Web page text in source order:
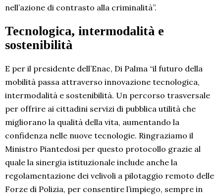
nell’azione di contrasto alla criminalità”.
Tecnologica, intermodalità e
sostenibilità
E per il presidente dell’Enac, Di Palma “il futuro della
mobilità passa attraverso innovazione tecnologica,
intermodalità e sostenibilità. Un percorso trasversale
per offrire ai cittadini servizi di pubblica utilità che
migliorano la qualità della vita, aumentando la
confidenza nelle nuove tecnologie. Ringraziamo il
Ministro Piantedosi per questo protocollo grazie al
quale la sinergia istituzionale include anche la
regolamentazione dei velivoli a pilotaggio remoto delle
Forze di Polizia, per consentire l’impiego, sempre in